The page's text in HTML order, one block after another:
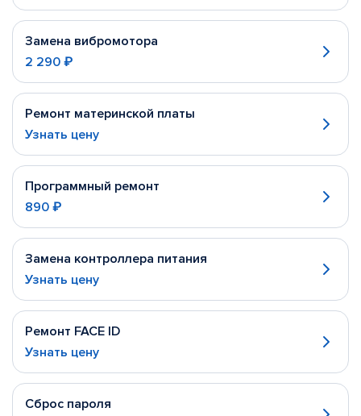
Замена вибромотора
2 290 ₽
Ремонт материнской платы
Узнать цену
Программный ремонт
890 ₽
Замена контроллера питания
Узнать цену
Ремонт FACE ID
Узнать цену
Сброс пароля